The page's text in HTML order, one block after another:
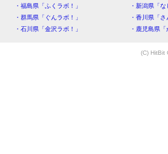
・福島県「ふくラボ！」
・新潟県「
・群馬県「ぐんラボ！」
・香川県「
・石川県「金沢ラボ！」
・鹿児島県
(C) HitBit